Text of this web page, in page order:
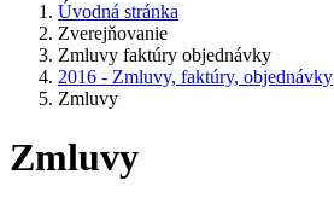
Úvodná stránka
Zverejňovanie
Zmluvy faktúry objednávky
2016 - Zmluvy, faktúry, objednávky
Zmluvy
Zmluvy